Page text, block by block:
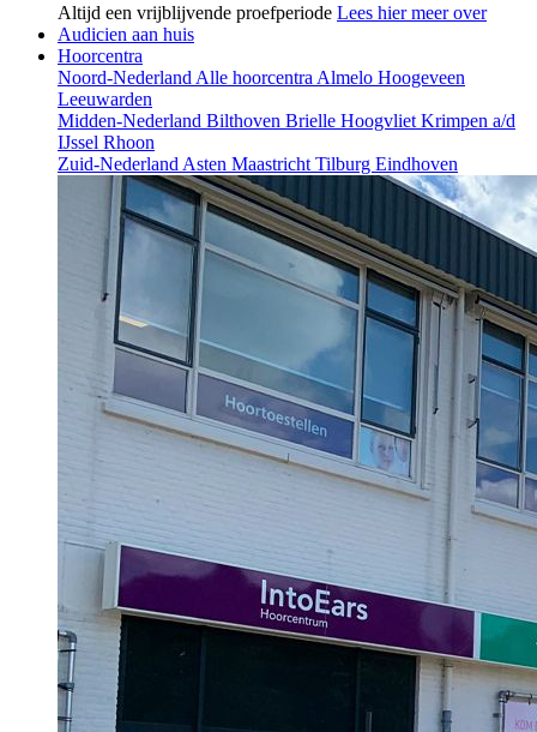
Altijd een vrijblijvende proefperiode Lees hier meer over
Audicien aan huis
Hoorcentra
Noord-Nederland Alle hoorcentra Almelo Hoogeveen
Leeuwarden
Midden-Nederland Bilthoven Brielle Hoogvliet Krimpen a/d
IJssel Rhoon
Zuid-Nederland Asten Maastricht Tilburg Eindhoven